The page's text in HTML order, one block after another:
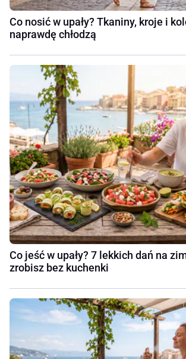
Co nosić w upały? Tkaniny, kroje i
naprawdę chłodzą
Co jeść w upały? 7 lekkich dań na
zrobisz bez kuchenki